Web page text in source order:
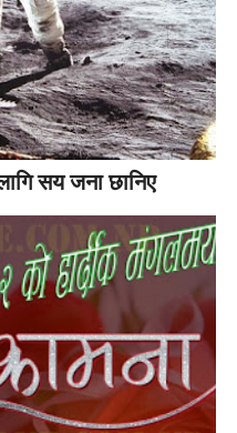
सय जना छानिए